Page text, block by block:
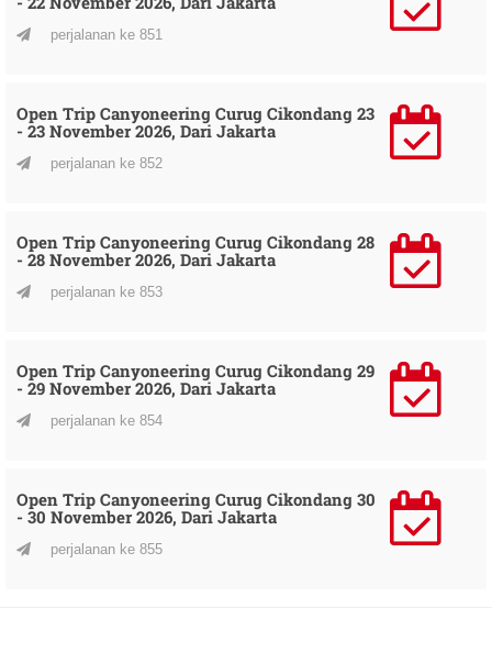
perjalanan ke 851
Open Trip Canyoneering Curug Cikondang 23
- 23 November 2026, Dari Jakarta
perjalanan ke 852
Open Trip Canyoneering Curug Cikondang 28
- 28 November 2026, Dari Jakarta
perjalanan ke 853
Open Trip Canyoneering Curug Cikondang 29
- 29 November 2026, Dari Jakarta
perjalanan ke 854
Open Trip Canyoneering Curug Cikondang 30
- 30 November 2026, Dari Jakarta
perjalanan ke 855